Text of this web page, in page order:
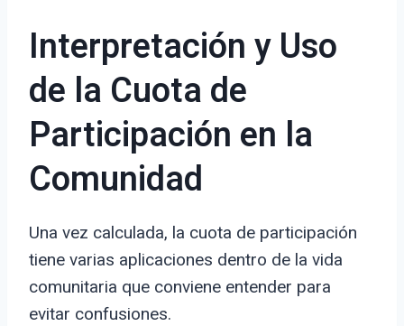
Interpretación y Uso
de la Cuota de
Participación en la
Comunidad
Una vez calculada, la cuota de participación
tiene varias aplicaciones dentro de la vida
comunitaria que conviene entender para
evitar confusiones.